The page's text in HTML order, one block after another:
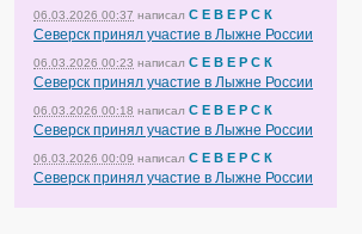
06.03.2026 00:37 написал С Е В Е Р С К
Северск принял участие в Лыжне России
06.03.2026 00:23 написал С Е В Е Р С К
Северск принял участие в Лыжне России
06.03.2026 00:18 написал С Е В Е Р С К
Северск принял участие в Лыжне России
06.03.2026 00:09 написал С Е В Е Р С К
Северск принял участие в Лыжне России